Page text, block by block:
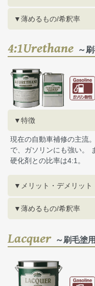
▼薄めるもの/希釈率
4:1Urethane ～
▼特徴
現在の自動車補修の主流
で、ガソリンにも強い。
硬化剤との比率は4:1。
▼メリット・デメリット
▼薄めるもの/希釈率
Lacquer～刷毛塗